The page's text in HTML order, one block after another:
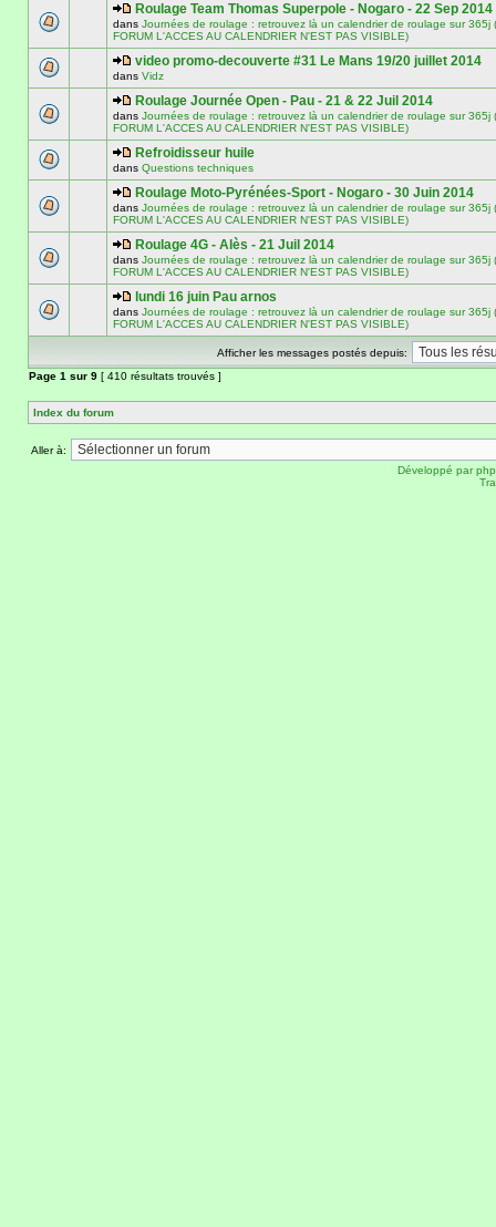
Roulage Team Thomas Superpole - Nogaro - 22 Sep 2014
dans Journées de roulage : retrouvez là un calendrier de roulage sur 365j
FORUM L'ACCES AU CALENDRIER N'EST PAS VISIBLE)
video promo-decouverte #31 Le Mans 19/20 juillet 2014
dans Vidz
Roulage Journée Open - Pau - 21 & 22 Juil 2014
dans Journées de roulage : retrouvez là un calendrier de roulage sur 365j
FORUM L'ACCES AU CALENDRIER N'EST PAS VISIBLE)
Refroidisseur huile
dans Questions techniques
Roulage Moto-Pyrénées-Sport - Nogaro - 30 Juin 2014
dans Journées de roulage : retrouvez là un calendrier de roulage sur 365j
FORUM L'ACCES AU CALENDRIER N'EST PAS VISIBLE)
Roulage 4G - Alès - 21 Juil 2014
dans Journées de roulage : retrouvez là un calendrier de roulage sur 365j
FORUM L'ACCES AU CALENDRIER N'EST PAS VISIBLE)
lundi 16 juin Pau arnos
dans Journées de roulage : retrouvez là un calendrier de roulage sur 365j
FORUM L'ACCES AU CALENDRIER N'EST PAS VISIBLE)
Afficher les messages postés depuis:
Page 1 sur 9 [ 410 résultats trouvés ]
Index du forum
Aller à:
Développé par